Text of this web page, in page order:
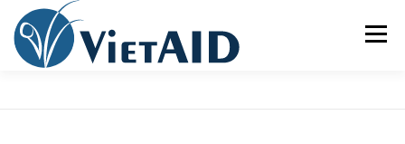
content
Menu